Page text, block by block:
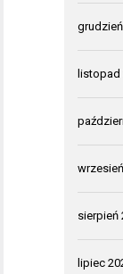
listopad
sierpień
lipiec